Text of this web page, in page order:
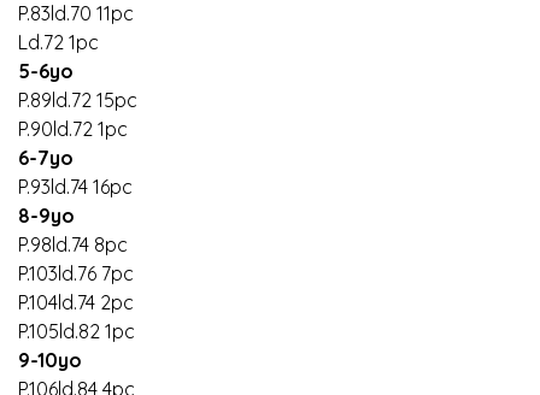
P.83ld.70 11pc
Ld.72 1pc
5-6yo
P.89ld.72 15pc
P.90ld.72 1pc
6-7yo
P.93ld.74 16pc
8-9yo
P.98ld.74 8pc
P.103ld.76 7pc
P.104ld.74 2pc
P.105ld.82 1pc
9-10yo
P.106ld.84 4pc